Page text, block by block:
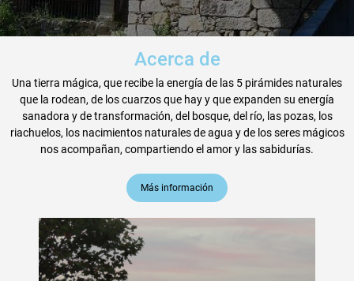
Acerca de
Una tierra mágica, que recibe la energía de las 5 pirámides naturales
que la rodean, de los cuarzos que hay y que expanden su energía
sanadora y de transformación, del bosque, del río, las pozas, los
riachuelos, los nacimientos naturales de agua y de los seres mágicos
nos acompañan, compartiendo el amor y las sabidurías.
Más información